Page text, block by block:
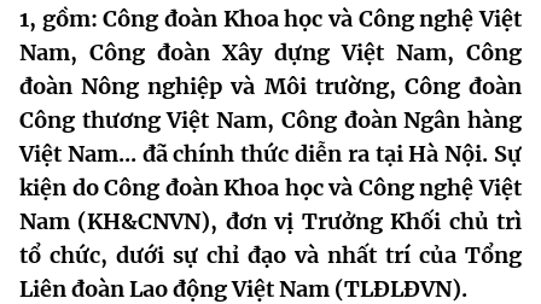
Lịch sử phát triển
Sở Khoa học và Công nghệ
Đổi mới sáng tạo
Chuyển đổi số
Bưu chính, Viễn thông
Sở hữu trí tuệ
Tiêu chuẩn, đo lường, chất lượng
Hệ thống văn bản
Văn bản QPPL
Văn bản chỉ đạo điều hành
Lấy ý kiến người dân về dự thảo VBQPPL
MST IOFFICE
THỐNG KÊ
Khoa học và Công nghệ
Đổi mới sáng tạo
Multimedia
THƯ ĐIỆN TỬ
1, gồm: Công đoàn Khoa học và Công nghệ Việt
Nam, Công đoàn Xây dựng Việt Nam, Công
đoàn Nông nghiệp và Môi trường, Công đoàn
Công thương Việt Nam, Công đoàn Ngân hàng
Việt Nam... đã chính thức diễn ra tại Hà Nội. Sự
kiện do Công đoàn Khoa học và Công nghệ Việt
Nam (KH&CNVN), đơn vị Trưởng Khối chủ trì
tổ chức, dưới sự chỉ đạo và nhất trí của Tổng
Liên đoàn Lao động Việt Nam (TLĐLĐVN).